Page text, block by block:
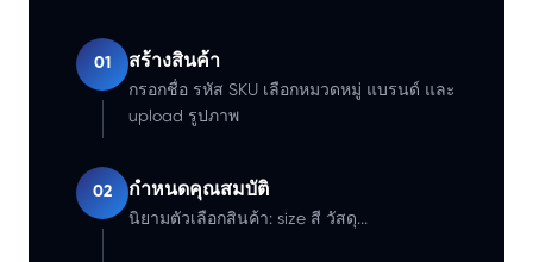
01 สร้างสินค้า
กรอกชื่อ รหัส SKU เลือกหมวดหมู่ แบรนด์ และ
upload รูปภาพ
02 กำหนดคุณสมบัติ
นิยามตัวเลือกสินค้า: size สี วัสดุ...